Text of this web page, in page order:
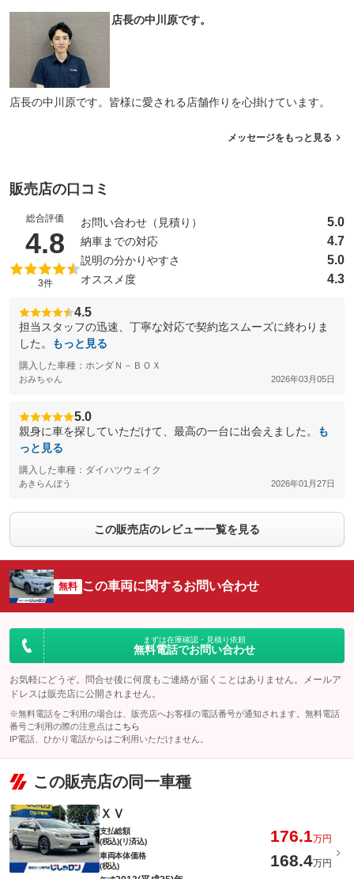
店長の中川原です。
店長の中川原です。皆様に愛される店舗作りを心掛けています。
メッセージをもっと見る
販売店の口コミ
総合評価
4.8 （5点満点中）
3件
お問い合わせ（見積り） 5.0
納車までの対応 4.7
説明の分かりやすさ 5.0
オススメ度 4.3
4.5
担当スタッフの迅速、丁寧な対応で契約迄スムーズに終わりま
した。
もっと見る
購入した車種：ホンダＮ－ＢＯＸ
おみちゃん 2026年03月05日
5.0
親身に車を探していただけて、最高の一台に出会えました。
も
っと見る
購入した車種：ダイハツウェイク
あきらんぼう 2026年01月27日
この販売店のレビュー一覧を見る
無料 この車両に関するお問い合わせ
まずは在庫確認・見積り依頼
無料電話でお問い合わせ
お気軽にどうぞ。問合せ後に何度もご連絡が届くことはありません。メールア
ドレスは販売店に公開されません。
※無料電話をご利用の場合は、販売店へお客様の電話番号が通知されます。無料電話
番号ご利用の際の注意点は こちら
IP電話、ひかり電話からはご利用いただけません。
この販売店の同一車種
ＸＶ
支払総額
(税込)(リ済込)
176.1万円
車両本体価格
(税込)
168.4万円